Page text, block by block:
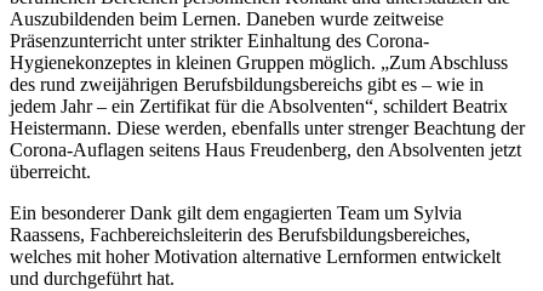
Auszubildenden beim Lernen. Daneben wurde zeitweise
Präsenzunterricht unter strikter Einhaltung des Corona-
Hygienekonzeptes in kleinen Gruppen möglich. „Zum Abschluss
des rund zweijährigen Berufsbildungsbereichs gibt es – wie in
jedem Jahr – ein Zertifikat für die Absolventen“, schildert Beatrix
Heistermann. Diese werden, ebenfalls unter strenger Beachtung der
Corona-Auflagen seitens Haus Freudenberg, den Absolventen jetzt
überreicht.
Ein besonderer Dank gilt dem engagierten Team um Sylvia
Raassens, Fachbereichsleiterin des Berufsbildungsbereiches,
welches mit hoher Motivation alternative Lernformen entwickelt
und durchgeführt hat.